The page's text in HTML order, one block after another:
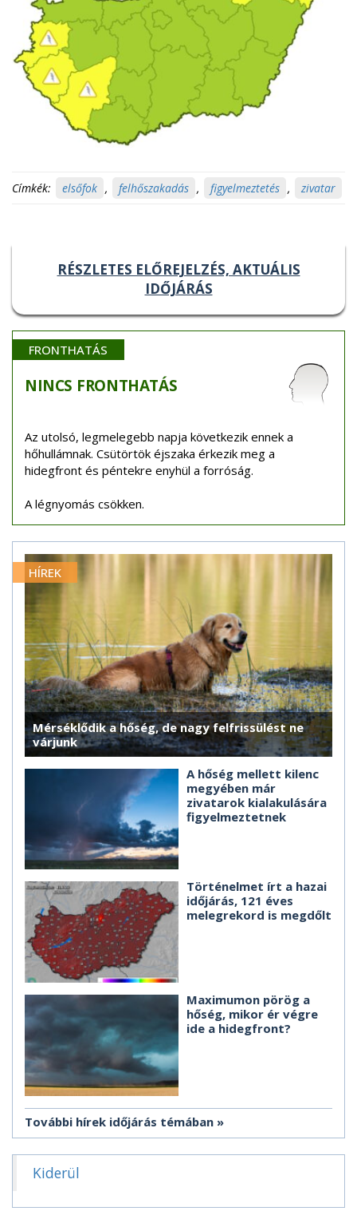
Címkék: elsőfok , felhőszakadás , figyelmeztetés , zivatar
RÉSZLETES ELŐREJELZÉS, AKTUÁLIS
IDŐJÁRÁS
FRONTHATÁS
NINCS FRONTHATÁS
Az utolsó, legmelegebb napja következik ennek a
hőhullámnak. Csütörtök éjszaka érkezik meg a
hidegfront és péntekre enyhül a forróság.
A légnyomás csökken.
HÍREK
Mérséklődik a hőség, de nagy felfrissülést ne
várjunk
A hőség mellett kilenc
megyében már
zivatarok kialakulására
figyelmeztetnek
Történelmet írt a hazai
időjárás, 121 éves
melegrekord is megdőlt
Maximumon pörög a
hőség, mikor ér végre
ide a hidegfront?
További hírek időjárás témában
Kiderül